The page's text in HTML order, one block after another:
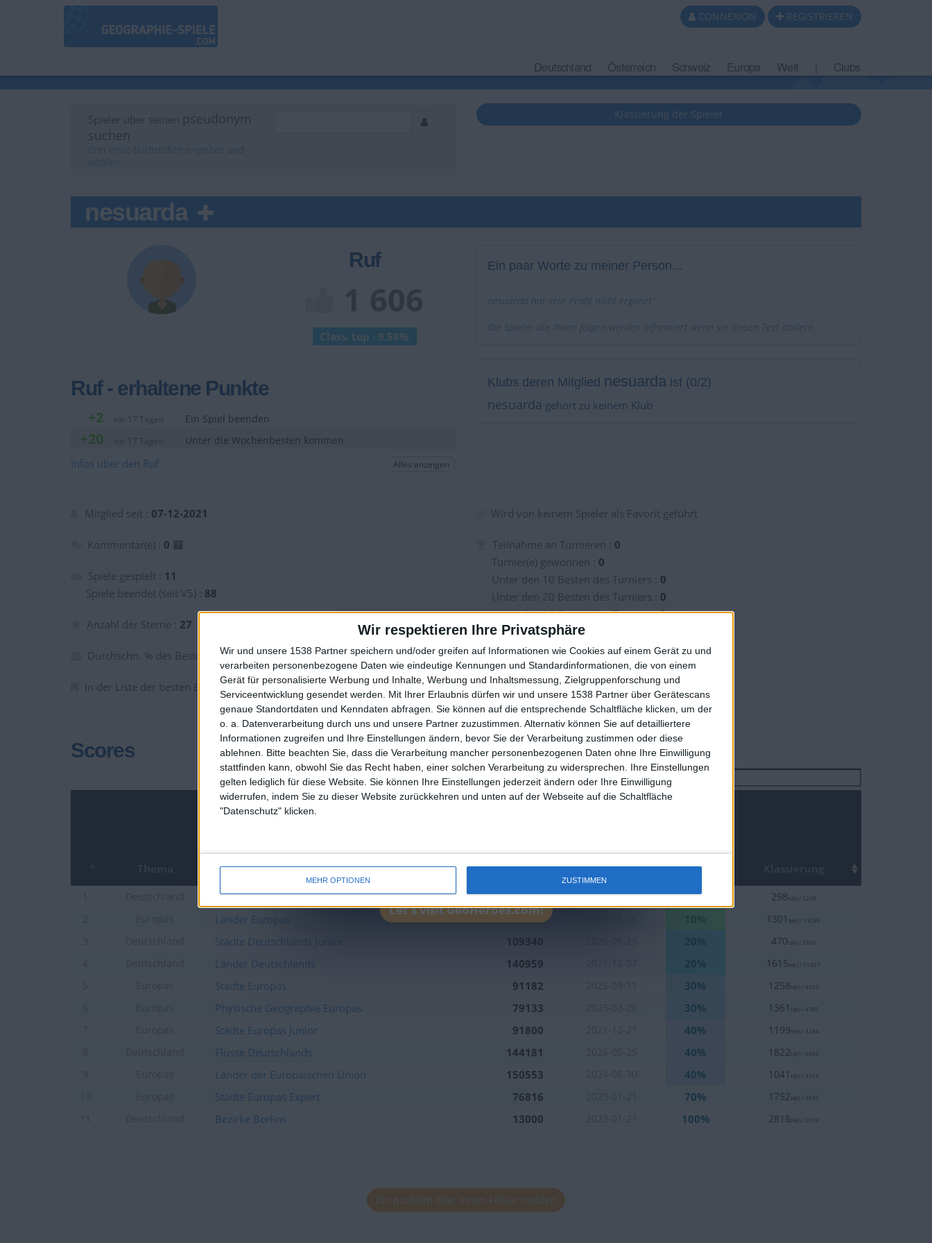
Wir respektieren Ihre Privatsphäre
Wir und unsere 1538 Partner speichern und/oder greifen auf Informationen wie Cookies auf einem Gerät zu und
verarbeiten personenbezogene Daten wie eindeutige Kennungen und Standardinformationen, die von einem
Gerät für personalisierte Werbung und Inhalte, Werbung und Inhaltsmessung, Zielgruppenforschung und
Serviceentwicklung gesendet werden.
Mit Ihrer Erlaubnis dürfen wir und unsere 1538 Partner über Gerätescans
genaue Standortdaten und Kenndaten abfragen. Sie können auf die entsprechende Schaltfläche klicken, um der
o. a. Datenverarbeitung durch uns und unsere Partner zuzustimmen. Alternativ können Sie auf detailliertere
Informationen zugreifen und Ihre Einstellungen ändern, bevor Sie der Verarbeitung zustimmen oder diese
ablehnen.
Bitte beachten Sie, dass die Verarbeitung mancher personenbezogenen Daten ohne Ihre Einwilligung
stattfinden kann, obwohl Sie das Recht haben, einer solchen Verarbeitung zu widersprechen. Ihre Einstellungen
gelten lediglich für diese Website. Sie können Ihre Einstellungen jederzeit ändern oder Ihre Einwilligung
widerrufen, indem Sie zu dieser Website zurückkehren und unten auf der Webseite auf die Schaltfläche
"Datenschutz" klicken.
MEHR OPTIONEN ZUSTIMMEN
CONNEXION REGISTRIEREN
Deutschland Österreich Schweiz Europa Welt Clubs
Spieler über seinen pseudonym
suchen
Klassierung der Spieler
nesuarda
Ruf
Class. top : 9.58%
Ruf - erhaltene Punkte
+2 vor 17 Tagen Ein Spiel beenden
+20 vor 17 Tagen Unter die Wochenbesten kommen
Infos über den Ruf Alles anzeigen
Ein paar Worte zu meiner Person...
nesuarda hat sein Profil nicht ergänzt
Die Spieler die Ihnen folgen werden informiert wenn sie diesen Text ändern.
Klubs deren Mitglied nesuarda ist (0/2)
nesuarda gehört zu keinem Klub
Mitglied seit : 07-12-2021
Kommentar(e) : 0
Spiele gespielt : 11
Spiele beendet (seit V5) : 88
Anzahl der Sterne : 27
Durchschn. % des Bestresultats :83.48%
In der Liste der besten Ergebnisse :1
Wird von keinem Spieler als Favorit geführt
Teilnahme an Turnieren : 0
Turnier(e) gewonnen : 0
Unter den 10 Besten des Turniers : 0
Unter den 20 Besten des Turniers : 0
Unter den 50 Besten des Turniers :0
Unter den 100 Besten des Turniers :
Geopunkte :0
Platzierung in der Bestenliste :1
Scores
Thema Name Datum Klassierung
Städte Deutschlands 107794 2026-05-23 10% 298te(r) / 3249
Länder Europas 167079 10% 1301 te(r) / 13286
Städte Deutschlands Junior 109340 20% 470te(r) / 2859
Länder Deutschlands 140959 20% 1615te(r) / 11057
Städte Europas 91182 30% 1258te(r) / 4503
Physische Geographie Europas 79133 30% 1361 te(r) / 4760
Städte Europas Junior 91800 40% 1199te(r) / 3284
Flüsse Deutschlands 144181 40% 1822te(r) / 5053
Länder der Europäischen Union 150553 40% 1041 te(r) / 3264
Städte Europas Expert 76816 70% 1752te(r) / 2542
Bezirke Berlins 13000 100% 2818te(r) / 2904
Ein problem oder einen Fehler melden
🇺🇸 We noticed you’re visiting from
an English-speaking country
Join our American version now and be among
the firsts to submit your score on our
leaderboards!
Let's visit GeoHeroes.com!